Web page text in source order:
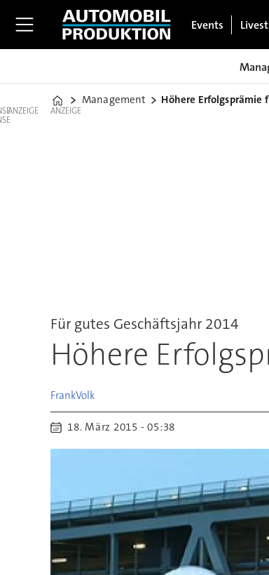
Events
Home
Management Höhere Erfolgsprämie
ANZEIGE ANZEIGE
Für gutes Geschäftsjahr 2014
Höhere
FrankVolk
18. März 2015 - 05:38